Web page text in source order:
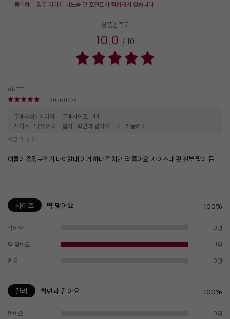
등록하는 경우 이미지 비노출 및 포인트가 적립되지 않습니다.
상품만족도
10.0 / 10
rrla*****
2026.07.29
구매색상 : 베이지
구매사이즈 : 44
사이즈 : 딱 맞아요
컬러 : 화면과 같아요 핏 : 레귤러핏
신고 및 차단
여름에 정장분위기 내야할때 이거 하나 걸치면 딱 좋아요. 사이즈나 핏 전부 맘에 듭니다. 강추
사이즈 딱 맞아요 100%
작아요 0명
딱 맞아요 1명
커요 0명
컬러 화면과 같아요 100%
밝아요 0명